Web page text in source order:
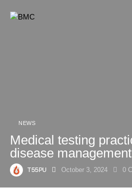
NEWS
Medical testing
disease management
T55PU October 3, 2024 0